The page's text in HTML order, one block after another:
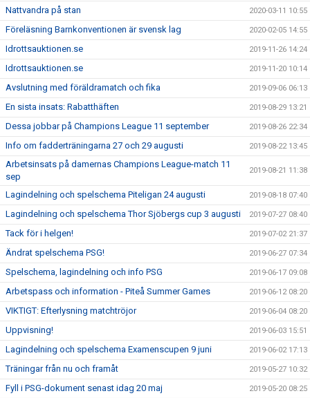
Nattvandra på stan 2020-03-11 10:55
Föreläsning Barnkonventionen är svensk lag 2020-02-05 14:55
Idrottsauktionen.se 2019-11-26 14:24
Idrottsauktionen.se 2019-11-20 10:14
Avslutning med föräldramatch och fika 2019-09-06 06:13
En sista insats: Rabatthäften 2019-08-29 13:21
Dessa jobbar på Champions League 11 september 2019-08-26 22:34
Info om fadderträningarna 27 och 29 augusti 2019-08-22 13:45
Arbetsinsats på damernas Champions League-match 11
sep
2019-08-21 11:38
Lagindelning och spelschema Piteligan 24 augusti 2019-08-18 07:40
Lagindelning och spelschema Thor Sjöbergs cup 3 augusti 2019-07-27 08:40
Tack för i helgen! 2019-07-02 21:37
Ändrat spelschema PSG! 2019-06-27 07:34
Spelschema, lagindelning och info PSG 2019-06-17 09:08
Arbetspass och information - Piteå Summer Games 2019-06-12 08:20
VIKTIGT: Efterlysning matchtröjor 2019-06-04 08:20
Uppvisning! 2019-06-03 15:51
Lagindelning och spelschema Examenscupen 9 juni 2019-06-02 17:13
Träningar från nu och framåt 2019-05-27 10:32
Fyll i PSG-dokument senast idag 20 maj 2019-05-20 08:25